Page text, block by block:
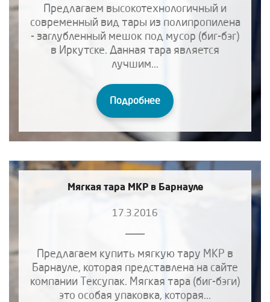
Предлагаем высокотехнологичный и
современный вид тары из полипропилена
- заглубленный мешок под мусор (биг-бэг)
в Иркутске. Данная тара является
лучшим...
Подробнее
Мягкая тара МКР в Барнауле
17.3.2016
Предлагаем купить мягкую тару МКР в
Барнауле, которая представлена на сайте
компании Тексупак. Мягкая тара (биг-бэги)
это особая упаковка, которая...